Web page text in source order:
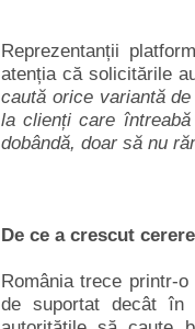
Reprezentanții
atenția că solicitările
caută orice variantă
la clienți care
dobândă, doar să nu
De ce a crescut
România trece printr-
de suportat decât în